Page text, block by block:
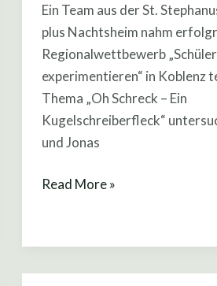
Ein Team aus der St.
plus Nachtsheim nahm
Regionalwettbewerb „Schüler
experimentieren“ in Koblenz
Thema „Oh Schreck – Ein
Kugelschreiberfleck“
und Jonas
Read More »